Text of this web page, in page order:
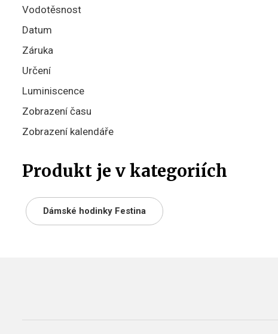
Vodotěsnost
Datum
Záruka
Určení
Luminiscence
Zobrazení času
Zobrazení kalendáře
Produkt je v kategoriích
Dámské hodinky Festina